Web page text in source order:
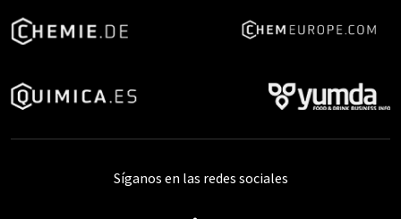
Síganos en las redes sociales